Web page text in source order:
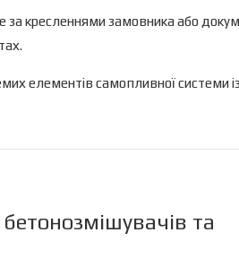
за кресленнями замовника або
елементів самопливної системи із
та